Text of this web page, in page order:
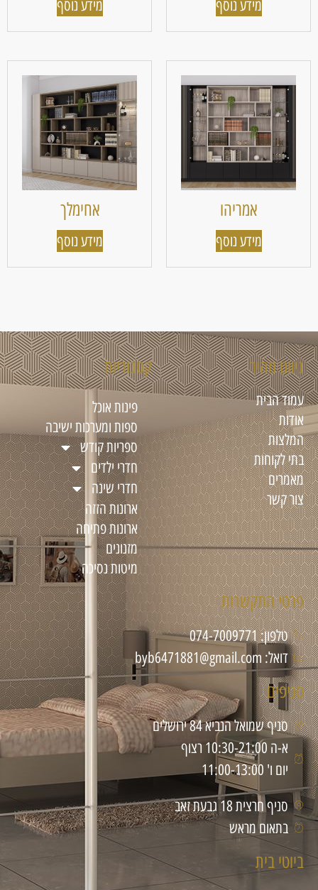
מידע נוסף מידע נוסף
אמריהו
מידע נוסף
אחימלך
מידע נוסף
ניווט מהיר
עמוד הבית
אודות
המלצות
בתי לקוחות
מאמרים
צור קשר
קטגוריות
פינות אוכל
ספות ומערכות ישיבה
ספריות קודש
חדרי ילדים
חדרי שינה
ארונות הזזה
ארונות פתיחה
מזנונים
מיטות נסיכה
פרטי התקשרות
טלפון: 074-7009771
דואל: byb6471881@gmail.com
סניפים
סניף שמואל הנביא 84 ירושלים
א-ה 10:30-21:00 רצוף
יום ו' 11:00-13:00
סניף חרצית 18 גבעת זאב
בתאום מראש
ביוטי בית